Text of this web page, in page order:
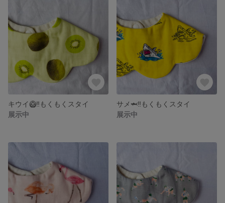
キウイ🥝‼️もくもくスタイ
展示中
サメ🦈‼️もくもくスタイ
展示中